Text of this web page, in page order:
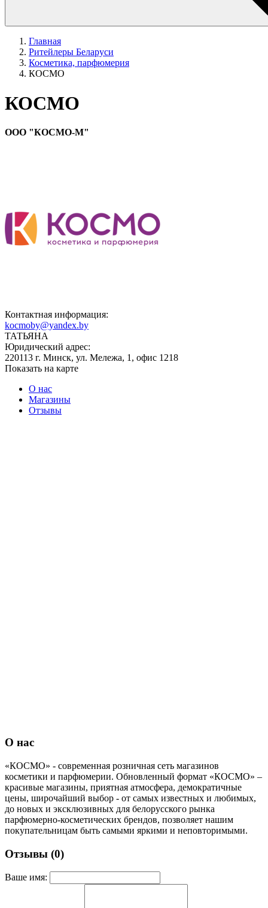
Главная
Ритейлеры Беларуси
Косметика, парфюмерия
КОСМО
КОСМО
ООО "КОСМО-М"
Контактная информация:
kocmoby@yandex.by
ТАТЬЯНА
Юридический адрес:
220113 г. Минск, ул. Мележа, 1, офис 1218
Показать на карте
О нас
Магазины
Отзывы
О нас
«КОСМО» - современная розничная сеть магазинов
косметики и парфюмерии. Обновленный формат «КОСМО» –
красивые магазины, приятная атмосфера, демократичные
цены, широчайший выбор - от самых известных и любимых,
до новых и эксклюзивных для белорусского рынка
парфюмерно-косметических брендов, позволяет нашим
покупательницам быть самыми яркими и неповторимыми.
Отзывы (0)
Ваше имя: